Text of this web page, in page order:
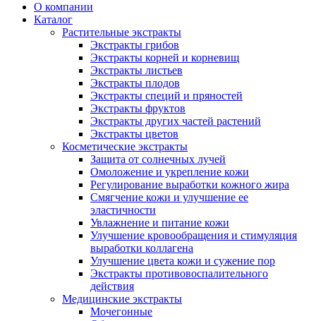
О компании
Каталог
Растительные экстракты
Экстракты грибов
Экстракты корней и корневищ
Экстракты листьев
Экстракты плодов
Экстракты специй и пряностей
Экстракты фруктов
Экстракты других частей растений
Экстракты цветов
Косметические экстракты
Защита от солнечных лучей
Омоложение и укрепление кожи
Регулирование выработки кожного жира
Смягчение кожи и улучшение ее
эластичности
Увлажнение и питание кожи
Улучшение кровообращения и стимуляция
выработки коллагена
Улучшение цвета кожи и сужение пор
Экстракты противовоспалительного
действия
Медицинские экстракты
Мочегонные